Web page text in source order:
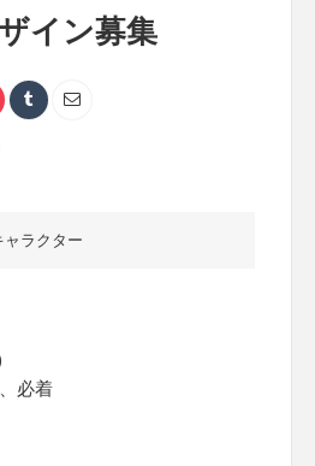
イン募集
ャラクター
必着